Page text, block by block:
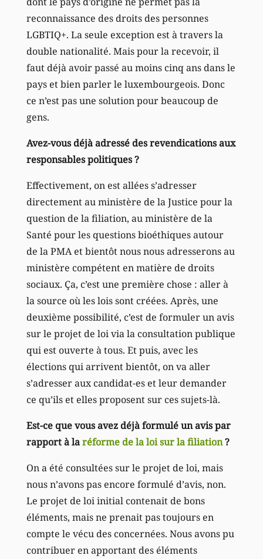
reconnaissance des droits des personnes
LGBTIQ+. La seule exception est à travers la
double nationalité. Mais pour la recevoir, il
faut déjà avoir passé au moins cinq ans dans le
pays et bien parler le luxembourgeois. Donc
ce n’est pas une solution pour beaucoup de
gens.
Avez-vous déjà adressé des revendications aux
responsables politiques ?
Effectivement, on est allées s’adresser
directement au ministère de la Justice pour la
question de la filiation, au ministère de la
Santé pour les questions bioéthiques autour
de la PMA et bientôt nous nous adresserons au
ministère compétent en matière de droits
sociaux. Ça, c’est une première chose : aller à
la source où les lois sont créées. Après, une
deuxième possibilité, c’est de formuler un avis
sur le projet de loi via la consultation publique
qui est ouverte à tous. Et puis, avec les
élections qui arrivent bientôt, on va aller
s’adresser aux candidat-es et leur demander
ce qu’ils et elles proposent sur ces sujets-là.
Est-ce que vous avez déjà formulé un avis par
rapport à laréforme de la loi sur la filiation?
On a été consultées sur le projet de loi, mais
nous n’avons pas encore formulé d’avis, non.
Le projet de loi initial contenait de bons
éléments, mais ne prenait pas toujours en
compte le vécu des concernées. Nous avons pu
contribuer en apportant des éléments